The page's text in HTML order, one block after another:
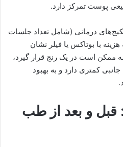
پوست تمرکز دارد.
درمانی (شامل تعداد جلسات
با بوتاکس یا فیلر نشان
ممکن است در یک رنج قرار گیرد،
کمتری دارد و به بهبود
قبل و بعد از طب